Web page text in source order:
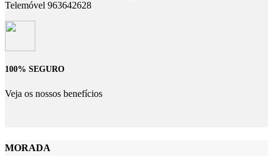
Telemóvel 963642628
100% SEGURO
Veja os nossos benefícios
MORADA